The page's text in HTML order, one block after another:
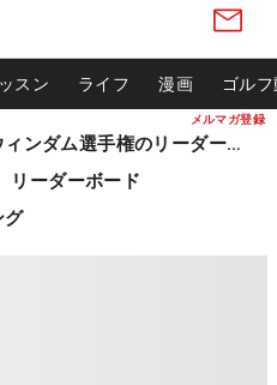
メルマガ登録
スン ライフ 漫画 ゴル
松山英樹ら出場 ウィンダム選手権のリーダーボード
ーダーボード
グ